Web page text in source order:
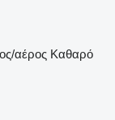
αέρος Καθαρό